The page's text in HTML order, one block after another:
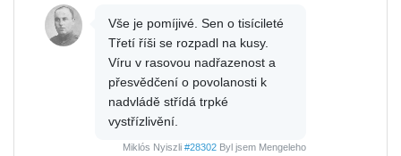
Vše je pomíjivé. Sen o tisícileté
Třetí říši se rozpadl na kusy.
Víru v rasovou nadřazenost a
přesvědčení o povolanosti k
nadvládě střídá trpké
vystřízlivění.
Miklós Nyiszli #28302 Byl jsem Mengeleho